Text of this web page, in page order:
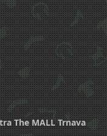
The MALL Trnava